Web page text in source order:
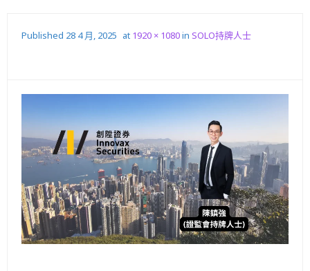
Published 28 4 月, 2025 at 1920 × 1080in SOLO持牌人士